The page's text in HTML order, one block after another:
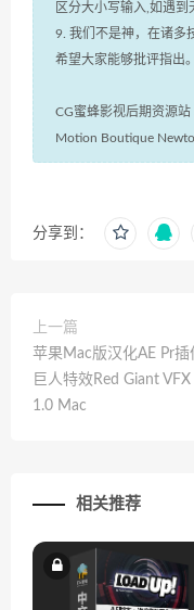
区分大小写输入,如遇到
9. 我们不是神，在诸多
希望大家能够批评指出。
CG蜜蜂影视后期资源站
Motion Boutique
分享到：
上一篇
苹果Mac版汉化AE Pr插
巨人特效Red Giant
1.0 Mac
相关推荐